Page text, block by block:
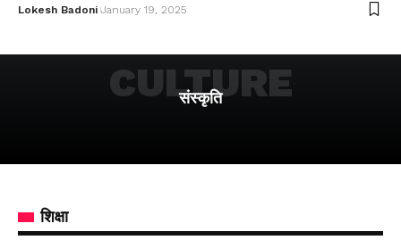
Lokesh Badoni January 19, 2025
संस्कृति
CULTURE
शिक्षा